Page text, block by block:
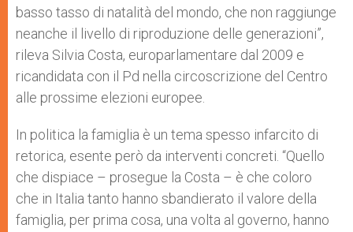
basso tasso di natalità del mondo, che non raggiunge
neanche il livello di riproduzione delle generazioni”,
rileva Silvia Costa, europarlamentare dal 2009 e
ricandidata con il Pd nella circoscrizione del Centro
alle prossime elezioni europee.
In politica la famiglia è un tema spesso infarcito di
retorica, esente però da interventi concreti. “Quello
che dispiace – prosegue la Costa – è che coloro
che in Italia tanto hanno sbandierato il valore della
famiglia, per prima cosa, una volta al governo, hanno